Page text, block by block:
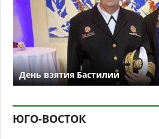
День взятия Бастилии
ЮГО-ВОСТОК